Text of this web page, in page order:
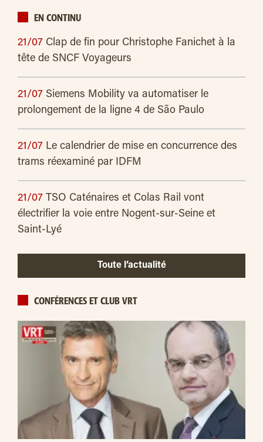
EN CONTINU
21/07 Clap de fin pour Christophe Fanichet à la
tête de SNCF Voyageurs
21/07 Siemens Mobility va automatiser le
prolongement de la ligne 4 de São Paulo
21/07 Le calendrier de mise en concurrence des
trams réexaminé par IDFM
21/07 TSO Caténaires et Colas Rail vont
électrifier la voie entre Nogent-sur-Seine et
Saint-Lyé
Toute l’actualité
CONFÉRENCES ET CLUB VRT